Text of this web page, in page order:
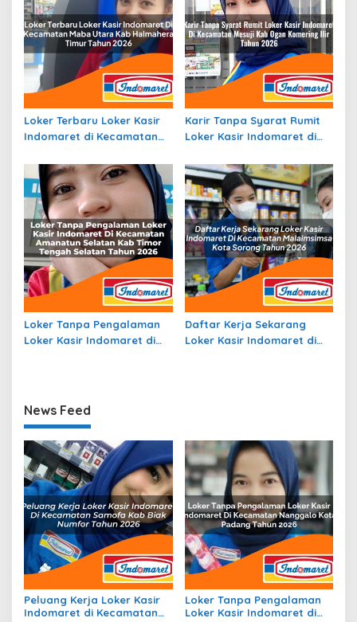
Loker Terbaru Loker Kasir
Indomaret di Kecamatan
Halmahera Timur Tahun
2026
Karir Tanpa Syarat Rumit
Loker Kasir Indomaret di
Ogan Komering Ilir Tahun
2026
Loker Tanpa Pengalaman
Loker Kasir Indomaret di
Daftar Kerja Sekarang
Loker Kasir Indomaret di
News Feed
Peluang Kerja Loker Kasir
Indomaret di Kecamatan
Loker Tanpa Pengalaman
Loker Kasir Indomaret di